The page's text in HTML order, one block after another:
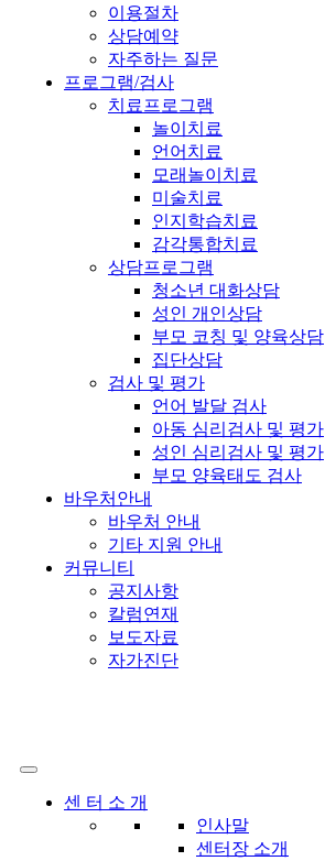
이용절차
상담예약
자주하는 질문
프로그램/검사
치료프로그램
놀이치료
언어치료
모래놀이치료
미술치료
인지학습치료
감각통합치료
상담프로그램
청소년 대화상담
성인 개인상담
부모 코칭 및 양육상담
집단상담
검사 및 평가
언어 발달 검사
아동 심리검사 및 평가
성인 심리검사 및 평가
부모 양육태도 검사
바우처안내
바우처 안내
기타 지원 안내
커뮤니티
공지사항
칼럼연재
보도자료
자가진단
센 터 소 개
인사말
센터장 소개